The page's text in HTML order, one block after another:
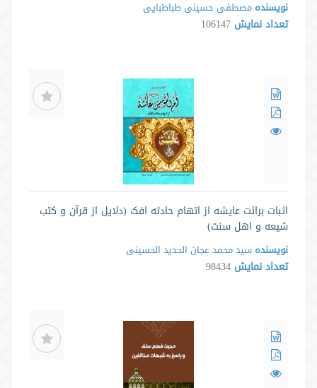
نویسنده مصطفی حسینی طباطبایی
تعداد نمایش 106147
اثبات برائت عایشه از اتهام حادثه افک ‏(دلایل از قرآن و کتب
شیعه و اهل سنت)
نویسنده سید محمد عجان الحدید الحسینی
تعداد نمایش 98434